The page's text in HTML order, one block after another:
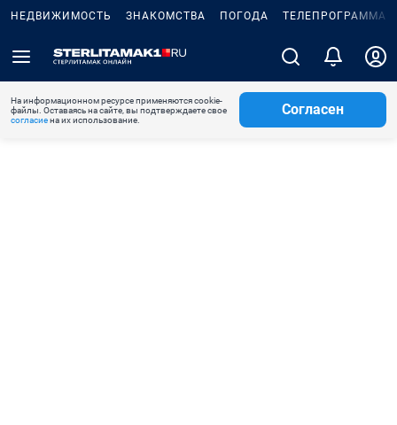
НЕДВИЖИМОСТЬ ЗНАКОМСТВА ПОГОДА ТЕЛЕПРОГРАММА
На информационном ресурсе применяются cookie-
файлы. Оставаясь на сайте, вы подтверждаете свое
согласиена их использование.
Согласен